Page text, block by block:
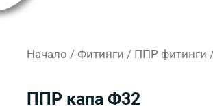
Начало / Фитинги / ППР фитинги
ППР капа Ф32